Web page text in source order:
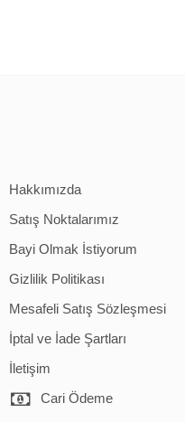
Hakkımızda
Satış Noktalarımız
Bayi Olmak İstiyorum
Gizlilik Politikası
Mesafeli Satış Sözleşmesi
İptal ve İade Şartları
İletişim
Cari Ödeme